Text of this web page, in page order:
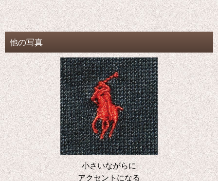
他の写真
小さいながらに
アクセントになる